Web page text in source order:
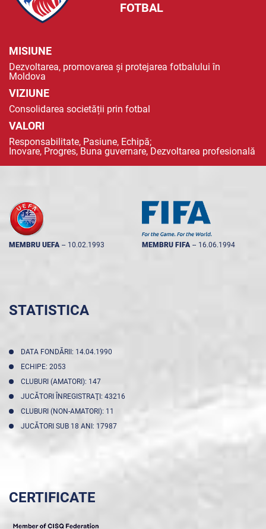
FOTBAL
MISIUNE
Dezvoltarea, promovarea și protejarea fotbalului în
Moldova
VIZIUNE
Consolidarea societății prin fotbal
VALORI
Responsabilitate, Pasiune, Echipă;
Inovare, Progres, Buna guvernare, Dezvoltarea profesională
MEMBRU UEFA -- 10.02.1993 MEMBRU FIFA -- 16.06.1994
STATISTICA
DATA FONDĂRII: 14.04.1990
ECHIPE: 2053
CLUBURI (AMATORI): 147
JUCĂTORI ÎNREGISTRAŢI: 43216
CLUBURI (NON-AMATORI): 11
JUCĂTORI SUB 18 ANI: 17987
CERTIFICATE